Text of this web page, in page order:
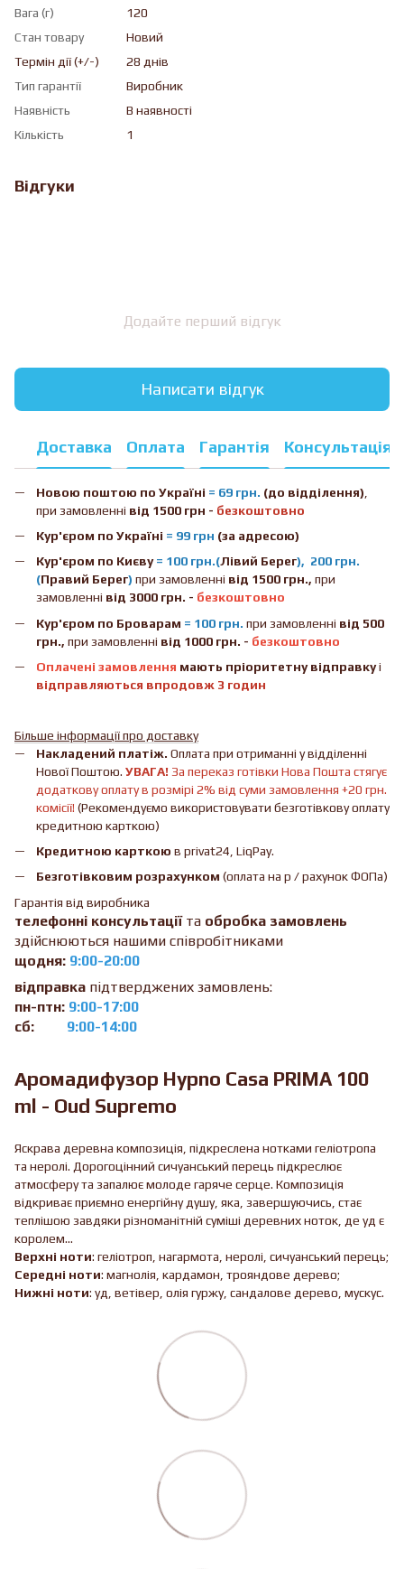
Вага (г)
120
Стан товару
Новий
Термін дії (+/-)
28 днів
Тип гарантії
Виробник
Наявність
В наявності
Кількість
1
Відгуки
Додайте перший відгук
Написати відгук
Доставка Оплата Гарантія Консультація
Новою поштою по Україні = 69 грн. (до відділення)
при замовленні від 1500 грн - безкоштовно
Кур'єром по Україні = 99 грн (за адресою)
Кур'єром по Києву= 100 грн.(Лівий Берег), 200 грн.
(Правий Берег) при замовленні від 1500 грн., при
замовленні від 3000 грн. - безкоштовно
Кур'єром по Броварам = 100 грн. при замовленні від 500
грн., при замовленні від 1000 грн. - безкоштовно
Оплачені замовлення мають пріоритетну відправкуі
відправляються впродовж 3 годин
Більше інформації про доставку
Накладений платіж. Оплата при отриманні у відділенні
Нової Поштою. УВАГА! За переказ готівки Нова Пошта стягує
додаткову оплату в розмірі 2% від суми замовлення +20 грн.
комісії! (Рекомендуємо використовувати безготівкову оплату
кредитною карткою)
Кредитною карткою в privat24, LiqPay.
Безготівковим розрахунком (оплата на р / рахунок ФОПа)
Гарантія від виробника
телефонні консультації та обробка замовлень
здійснюються нашими співробітниками
щодня: 9:00-20:00
відправка підтверджених замовлень:
пн-птн: 9:00-17:00
сб:
9:00-14:00
Аромадифузор Hypno Casa PRIMA 100
ml - Oud Supremo
Яскрава деревна композиція, підкреслена нотками геліотропа
та неролі. Дорогоцінний сичуанський перець підкреслює
атмосферу та запалює молоде гаряче серце. Композиція
відкриває приємно енергійну душу, яка, завершуючись, стає
теплішою завдяки різноманітній суміші деревних ноток, де уд є
королем…
Верхні ноти: геліотроп, нагармота, неролі, сичуанський перець;
Середні ноти: магнолія, кардамон, трояндове дерево;
Нижні ноти: уд, ветівер, олія гуржу, сандалове дерево, мускус.